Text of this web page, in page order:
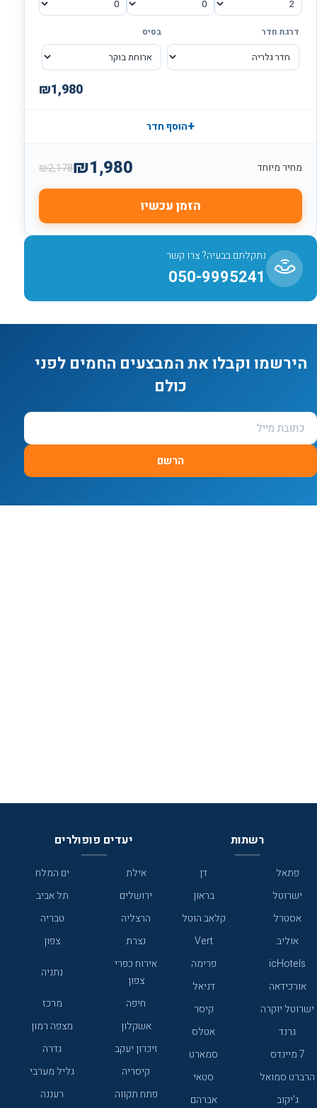
דרגת חדר בסיס
₪1,980
+הוסף חדר
מחיר מיוחד ₪1,980
₪2,178
הזמן עכשיו
נתקלתם בבעיה? צרו קשר
050-9995241
הירשמו וקבלו את המבצעים החמים לפני
כולם
הרשם
רשתות
פתאל
דן
ישרוטל
בראון
אסטרל
קלאב הוטל
אוליב
Vert
icHotels
פרימה
אורכידאה
דניאל
ישרוטל יוקרה
קיסר
גרנד
אטלס
7 מיינדס
סמארט
הרברט סמואל
סטאי
ג'יקוב
אברהם
יעדים פופולרים
אילת
ים המלח
ירושלים
תל אביב
הרצליה
טבריה
נצרת
צפון
אירוח כפרי
צפון
נתניה
חיפה
מרכז
אשקלון
מצפה רמון
זיכרון יעקב
גדרה
קיסריה
גליל מערבי
פתח תקווה
רעננה